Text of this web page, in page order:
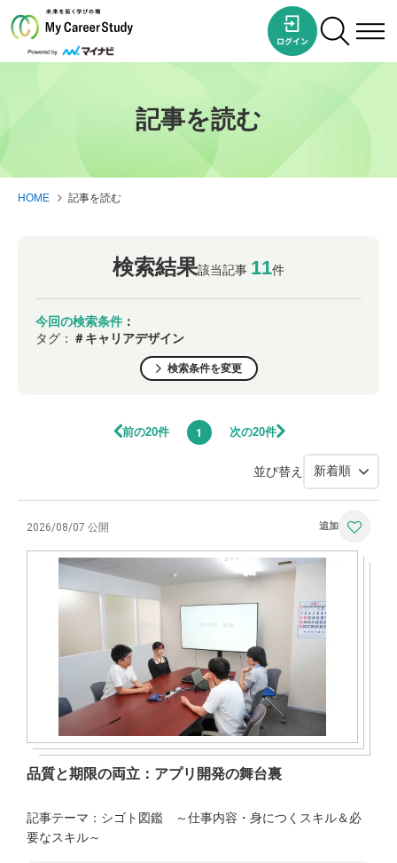
記事を読む
HOME 記事を読む
検索結果該当記事 11件
今回の検索条件 ：
タグ： ＃キャリアデザイン
検索条件を変更
前の20件 1 次の20件
並び替え
2026/08/07 公開
品質と期限の両立：アプリ開発の舞台裏
記事テーマ：シゴト図鑑 ～仕事内容・身につくスキル＆必
要なスキル～